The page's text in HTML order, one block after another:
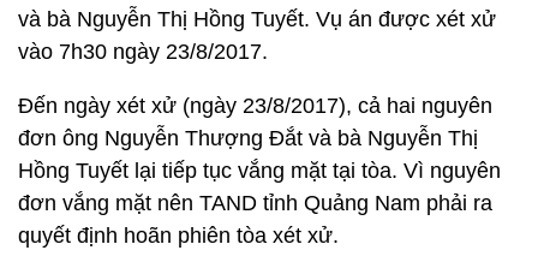
và bà Nguyễn Thị Hồng Tuyết. Vụ án được xét xử
vào 7h30 ngày 23/8/2017.
Đến ngày xét xử (ngày 23/8/2017), cả hai nguyên
đơn ông Nguyễn Thượng Đắt và bà Nguyễn Thị
Hồng Tuyết lại tiếp tục vắng mặt tại tòa. Vì nguyên
đơn vắng mặt nên TAND tỉnh Quảng Nam phải ra
quyết định hoãn phiên tòa xét xử.